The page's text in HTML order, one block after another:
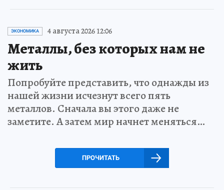
ЭКОНОМИКА 4 августа 2026 12:06
Металлы, без которых нам не
жить
Попробуйте представить, что однажды из
нашей жизни исчезнут всего пять
металлов. Сначала вы этого даже не
заметите. А затем мир начнет меняться…
ПРОЧИТАТЬ